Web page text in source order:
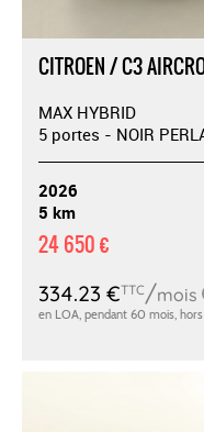
CITROEN / C3
MAX HYBRID
5 portes - NOIR
2026
5 km
24 650 €